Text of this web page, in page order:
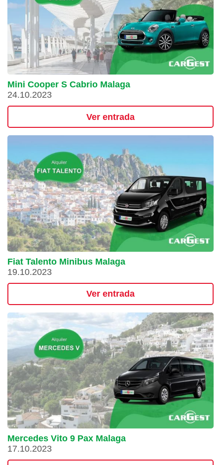
Mini Cooper S Cabrio Malaga
24.10.2023
Ver entrada
Fiat Talento Minibus Malaga
19.10.2023
Ver entrada
Mercedes Vito 9 Pax Malaga
17.10.2023